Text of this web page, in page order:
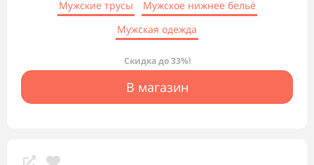
Мужские трусы
Мужское нижнее бельё
Мужская одежда
Скидка до 33%!
В магазин